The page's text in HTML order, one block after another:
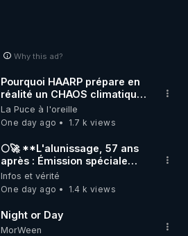
Why this ad?
Pourquoi HAARP prépare en
réalité un CHAOS climatique,
on répond
La Puce à l'oreille
One day ago
1.7 k views
🌕🚀 **L'alunissage, 57 ans
après : Émission spéciale
avec John Doe !** 👨 🚀✨
Infos et vérité
One day ago
1.4 k views
Night or Day
MorWeen